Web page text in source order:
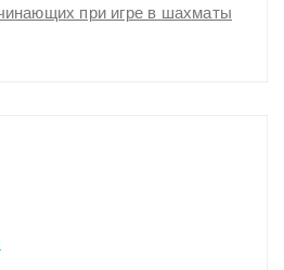
при игре в шахматы